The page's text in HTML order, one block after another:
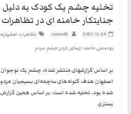
تخلیه چشم یک کودک به
جنایتکار خامنه ای در
2021-11-29
csomeb تظاهرات اصفهان،
رود،علی خامنه ای،کور کردن چشم مردم
اصفهان هدف گلوله‌های ساچمه‌ای بسیجیان
شده بود، تخلیه شده است. بر اساس همین گزارش،
بستری